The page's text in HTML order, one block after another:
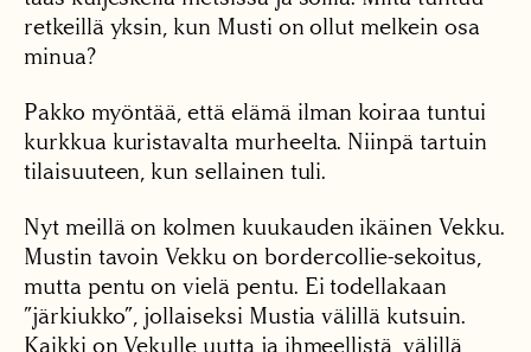
retkeillä yksin, kun Musti on ollut melkein osa
minua?
Pakko myöntää, että elämä ilman koiraa tuntui
kurkkua kuristavalta murheelta. Niinpä tartuin
tilaisuuteen, kun sellainen tuli.
Nyt meillä on kolmen kuukauden ikäinen Vekku.
Mustin tavoin Vekku on bordercollie-sekoitus,
mutta pentu on vielä pentu. Ei todellakaan
”järkiukko”, jollaiseksi Mustia välillä kutsuin.
Kaikki on Vekulle uutta ja ihmeellistä, välillä